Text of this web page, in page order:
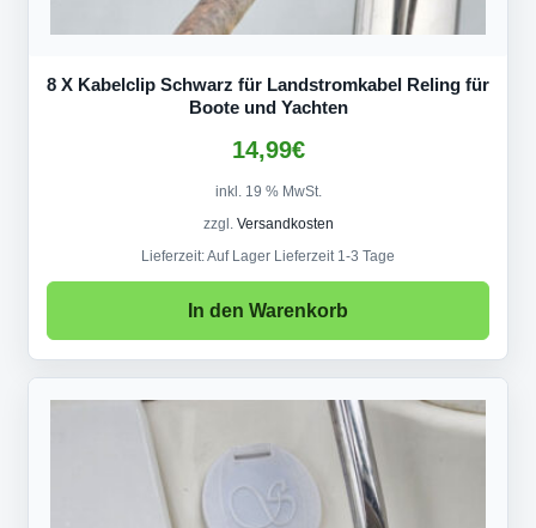
8 X Kabelclip Schwarz für Landstromkabel Reling für
Boote und Yachten
14,99€
inkl. 19 % MwSt.
zzgl. Versandkosten
Lieferzeit:Auf Lager Lieferzeit 1-3 Tage
In den Warenkorb